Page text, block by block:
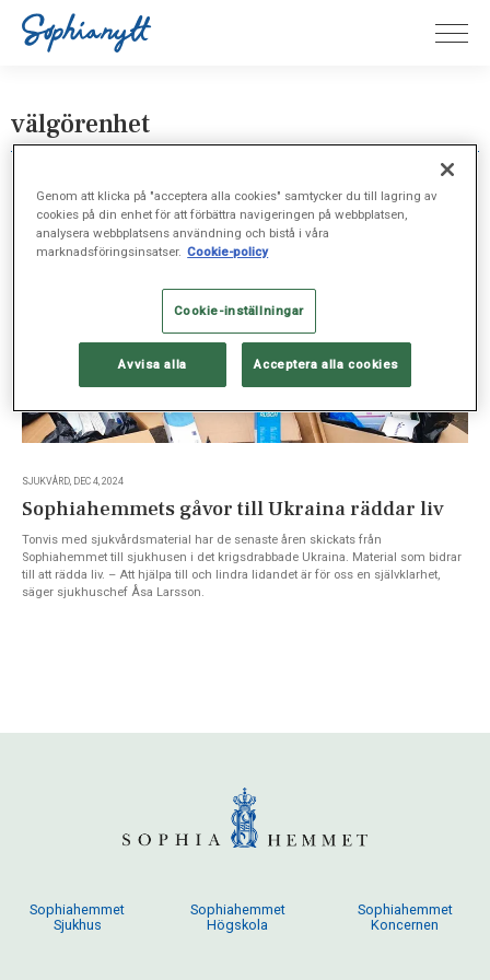
välgörenhet
SJUKVÅRD, DEC 4, 2024
Sophiahemmets gåvor till Ukraina räddar liv
Tonvis med sjukvårdsmaterial har de senaste åren skickats från
Sophiahemmet till sjukhusen i det krigsdrabbade Ukraina. Material som bidrar
till att rädda liv. – Att hjälpa till och lindra lidandet är för oss en självklarhet,
säger sjukhuschef Åsa Larsson.
Sophiahemmet
Sjukhus
Sophiahemmet
Högskola
Sophiahemmet
Koncernen
Genom att klicka på "acceptera alla cookies" samtycker du till lagring av
cookies på din enhet för att förbättra navigeringen på webbplatsen,
analysera webbplatsens användning och bistå i våra
marknadsföringsinsatser. Cookie-policy
Cookie-inställningar
Avvisa alla Acceptera alla cookies